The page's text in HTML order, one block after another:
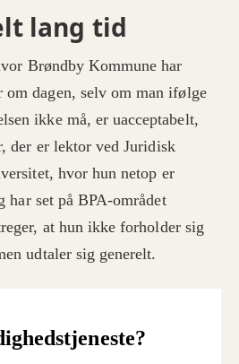
lang tid
Brøndby Kommune har
om dagen, selv om man ifølge
ikke må, er uacceptabelt,
der er lektor ved Juridisk
hvor hun netop er
har set på BPA-området
at hun ikke forholder sig
udtaler sig generelt.